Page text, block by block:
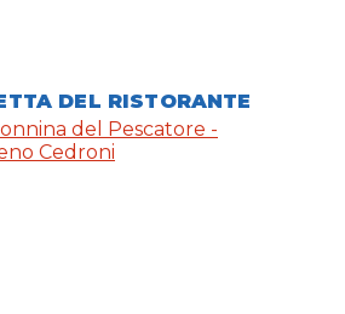
DEL RISTORANTE
del Pescatore -
Cedroni